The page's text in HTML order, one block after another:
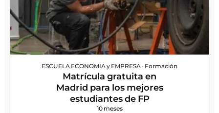
ESCUELA ECONOMIA y EMPRESA • Formación
Matrícula gratuita en
Madrid para los mejores
estudiantes de FP
10 meses